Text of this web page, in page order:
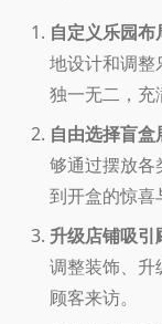
自定义乐园布
地设计和调整
独一无二，充
自由选择盲盒
够通过摆放各
到开盒的惊喜
升级店铺吸引
调整装饰、升
顾客来访。